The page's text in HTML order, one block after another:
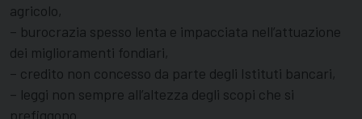
agricolo,
– burocrazia spesso lenta e impacciata nell’attuazione
dei miglioramenti fondiari,
– credito non concesso da parte degli Istituti bancari,
– leggi non sempre all’altezza degli scopi che si
prefiggono